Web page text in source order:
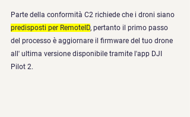
Parte della conformità C2 richiede che i droni siano
predisposti per RemoteID, pertanto il primo passo
del processo è aggiornare il firmware del tuo drone
all' ultima versione disponibile tramite l'app DJI
Pilot 2.